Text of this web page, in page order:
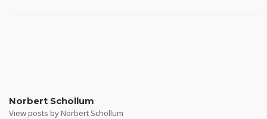
Norbert Schollum
View posts by Norbert Schollum